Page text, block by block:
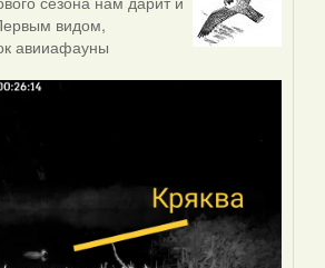
видом,
авииафауны